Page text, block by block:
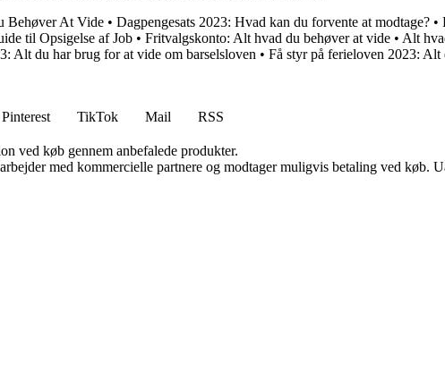
Behøver At Vide • Dagpengesats 2023: Hvad kan du forvente at modtage? •
til Opsigelse af Job • Fritvalgskonto: Alt hvad du behøver at vide • Alt
Alt du har brug for at vide om barselsloven • Få styr på ferieloven 2023:
Pinterest TikTok Mail
RSS
ved køb gennem anbefalede produkter.
med kommercielle partnere og modtager muligvis betaling ved køb.